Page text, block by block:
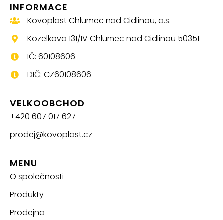
INFORMACE
Kovoplast Chlumec nad Cidlinou, a.s.
Kozelkova 131/IV Chlumec nad Cidlinou 50351
IČ: 60108606
DIČ: CZ60108606
VELKOOBCHOD
+420 607 017 627
prodej@kovoplast.cz
MENU
O společnosti
Produkty
Prodejna